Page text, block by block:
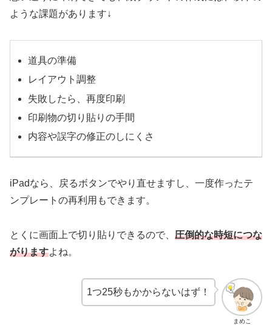
ような課題があります↓
道具の準備
レイアウト調整
失敗したら、再度印刷
印刷物の切り貼りの手間
内容や誤字の修正のしにくさ
iPadなら、戻るボタンでやり直せますし、一度作ったテ
ンプレートの再利用もできます。
とくに画面上で切り貼りできるので、 圧倒的な時短につな
がりますよね。
まめこ
1つ25秒もかからないはず！